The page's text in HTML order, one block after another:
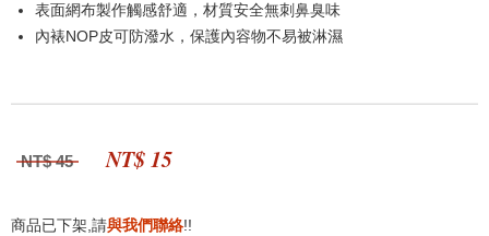
表面網布製作觸感舒適，材質安全無刺鼻臭味
內裱NOP皮可防潑水，保護內容物不易被淋濕
NT$ 45 NT$ 15
商品已下架,請與我們聯絡!!